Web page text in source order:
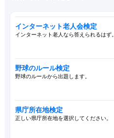
インターネット老人会検定
インターネット老人なら答えられるはず。
野球のルール検定
野球のルールから出題します。
県庁所在地検定
正しい県庁所在地を選択してください。